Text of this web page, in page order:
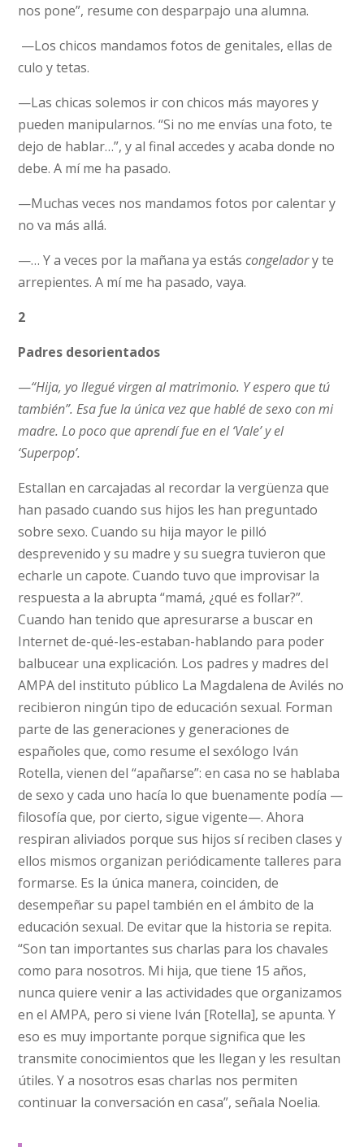
nos pone”, resume con desparpajo una alumna.
—Los chicos mandamos fotos de genitales, ellas de
culo y tetas.
—Las chicas solemos ir con chicos más mayores y
pueden manipularnos. “Si no me envías una foto, te
dejo de hablar…”, y al final accedes y acaba donde no
debe. A mí me ha pasado.
—Muchas veces nos mandamos fotos por calentar y
no va más allá.
—… Y a veces por la mañana ya estáscongeladory te
arrepientes. A mí me ha pasado, vaya.
2
Padres desorientados
—“Hija, yo llegué virgen al matrimonio. Y espero que tú
también”. Esa fue la única vez que hablé de sexo con mi
madre. Lo poco que aprendí fue en el ‘Vale’ y el
‘Superpop’.
Estallan en carcajadas al recordar la vergüenza que
han pasado cuando sus hijos les han preguntado
sobre sexo. Cuando su hija mayor le pilló
desprevenido y su madre y su suegra tuvieron que
echarle un capote. Cuando tuvo que improvisar la
respuesta a la abrupta “mamá, ¿qué es follar?”.
Cuando han tenido que apresurarse a buscar en
Internet de-qué-les-estaban-hablando para poder
balbucear una explicación. Los padres y madres del
AMPA del instituto público La Magdalena de Avilés no
recibieron ningún tipo de educación sexual. Forman
parte de las generaciones y generaciones de
españoles que, como resume el sexólogo Iván
Rotella, vienen del “apañarse”: en casa no se hablaba
de sexo y cada uno hacía lo que buenamente podía —
filosofía que, por cierto, sigue vigente—. Ahora
respiran aliviados porque sus hijos sí reciben clases y
ellos mismos organizan periódicamente talleres para
formarse. Es la única manera, coinciden, de
desempeñar su papel también en el ámbito de la
educación sexual. De evitar que la historia se repita.
“Son tan importantes sus charlas para los chavales
como para nosotros. Mi hija, que tiene 15 años,
nunca quiere venir a las actividades que organizamos
en el AMPA, pero si viene Iván [Rotella], se apunta. Y
eso es muy importante porque significa que les
transmite conocimientos que les llegan y les resultan
útiles. Y a nosotros esas charlas nos permiten
continuar la conversación en casa”, señala Noelia.